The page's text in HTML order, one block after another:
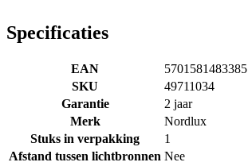
Specificaties
EAN
5701581483385
SKU
49711034
Garantie
2 jaar
Merk
Nordlux
Stuks in verpakking
1
Afstand tussen lichtbronnen Nee